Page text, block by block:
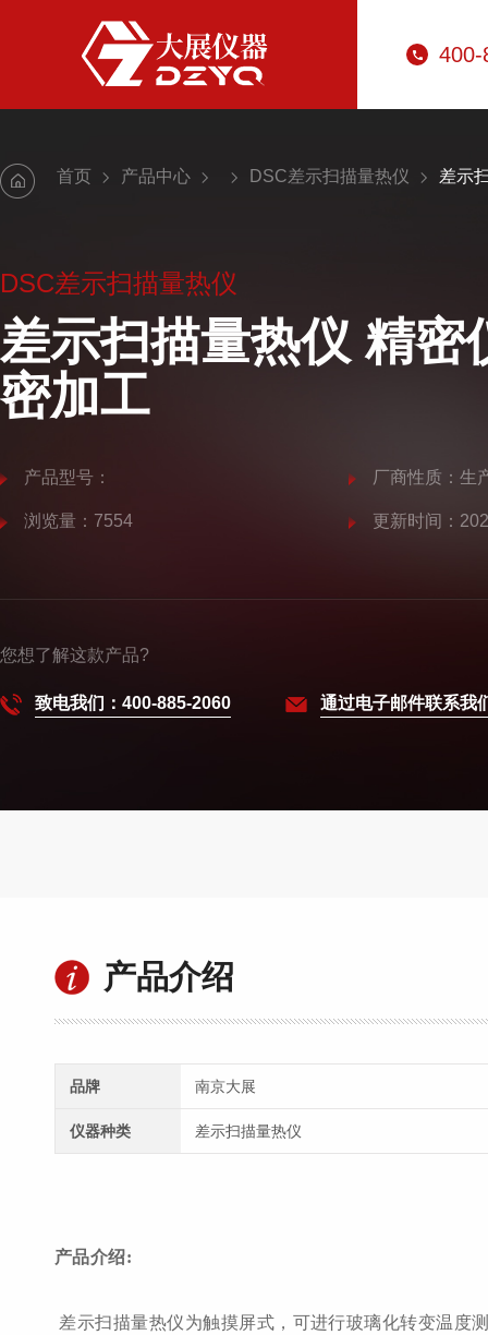
400-
首页 产品中心 DSC差示扫描量热仪 差示
DSC差示扫描量热仪
差示扫描量热仪 精密
密加工
产品型号： 厂商性质：生
浏览量：7554 更新时间：
您想了解这款产品?
致电我们：400-885-2060 通过电子邮件联系我
产品介绍
品牌 南京大展
仪器种类 差示扫描量热仪
产品介绍:
差示扫描量热仪为触摸屏式，可进行玻璃化转变温度